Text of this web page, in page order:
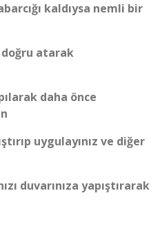
kaldıysa nemli bir
doğru atarak
daha önce
uygulayınız ve diğer
duvarınıza yapıştırarak